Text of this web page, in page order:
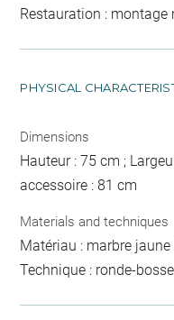
Restauration : montage
PHYSICAL
Dimensions
Hauteur : 75 cm ;
accessoire : 81 cm
Materials and techniques
Matériau : marbre jaune
Technique : ronde-